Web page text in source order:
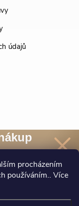
procházením
používáním.. Více
údajů
Vaše.